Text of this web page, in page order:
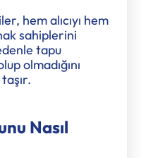
hem alıcıyı hem
sahiplerini
tapu
olmadığını
Nasıl